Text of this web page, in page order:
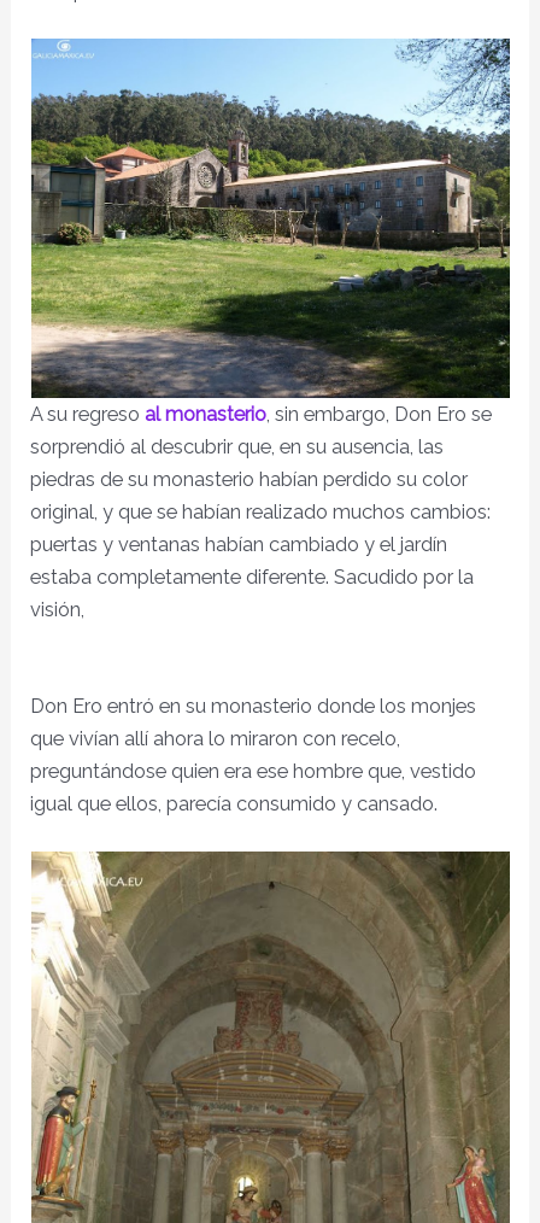
A su regresoal monasterio, sin embargo, Don Ero se
sorprendió al descubrir que, en su ausencia, las
piedras de su monasterio habían perdido su color
original, y que se habían realizado muchos cambios:
puertas y ventanas habían cambiado y el jardín
estaba completamente diferente. Sacudido por la
visión,
Don Ero entró en su monasterio donde los monjes
que vivían allí ahora lo miraron con recelo,
preguntándose quien era ese hombre que, vestido
igual que ellos, parecía consumido y cansado.